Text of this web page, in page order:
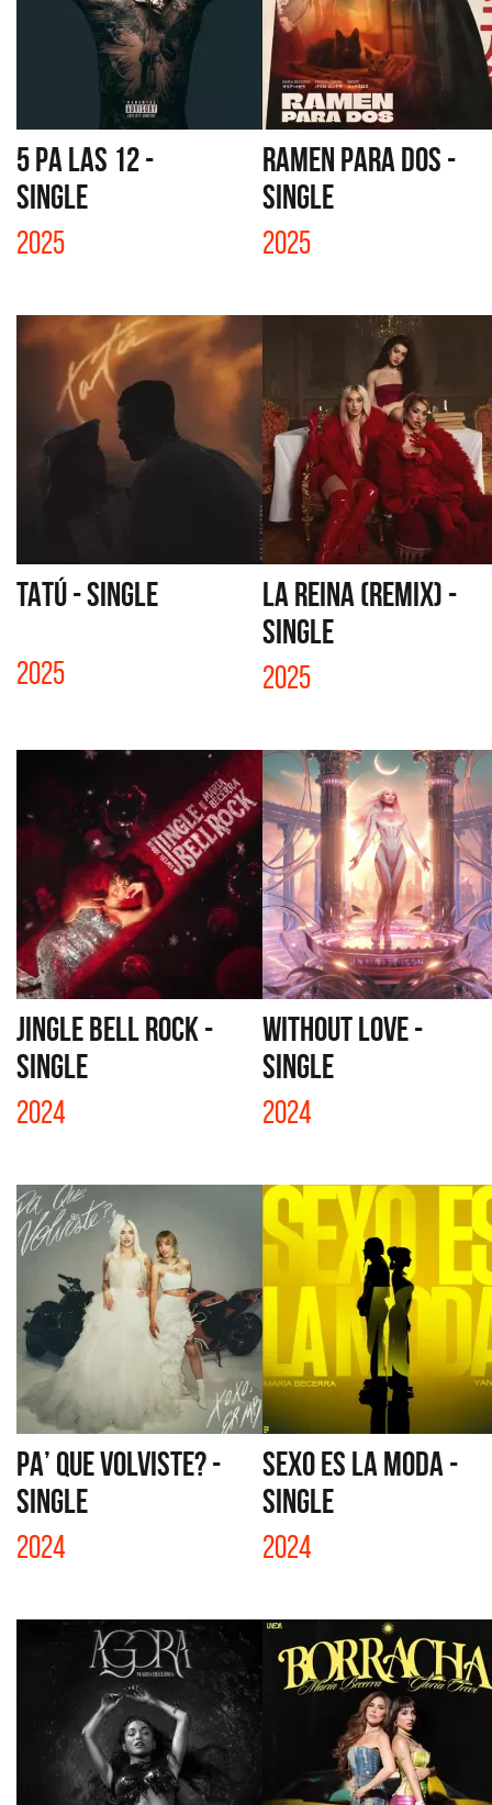
5 PA LAS 12 -
SINGLE
2025
RAMEN PARA DOS -
SINGLE
2025
TATÚ - SINGLE
2025
LA REINA (REMIX) -
SINGLE
2025
JINGLE BELL ROCK -
SINGLE
2024
WITHOUT LOVE -
SINGLE
2024
PA’ QUE VOLVISTE? -
SINGLE
2024
SEXO ES LA MODA -
SINGLE
2024